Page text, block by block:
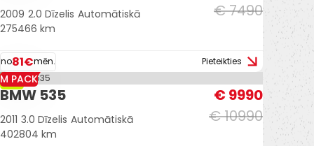
€ 7490
2009 2.0 Dīzelis Automātiskā
275466 km
no81€mēn. Pieteikties
-9%
M PACK
BMW 535
€ 10990
€ 9990
2011 3.0 Dīzelis Automātiskā
402804 km